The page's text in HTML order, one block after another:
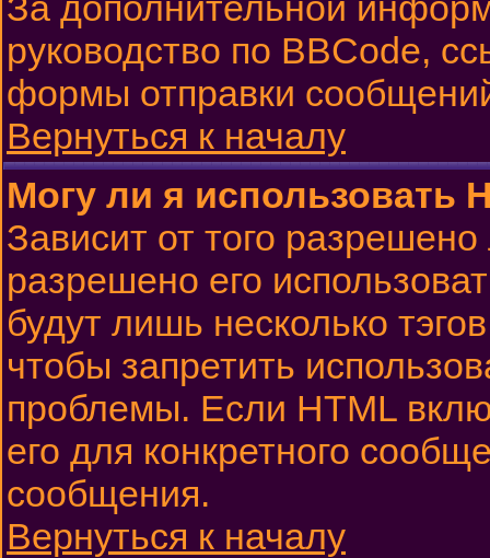
руководство по BBCode,
формы отправки
Вернуться к началу
Могу ли я использовать
Зависит от того
разрешено его
будут лишь несколько
чтобы запретить
проблемы. Если HTML
его для конкретного
сообщения.
Вернуться к началу